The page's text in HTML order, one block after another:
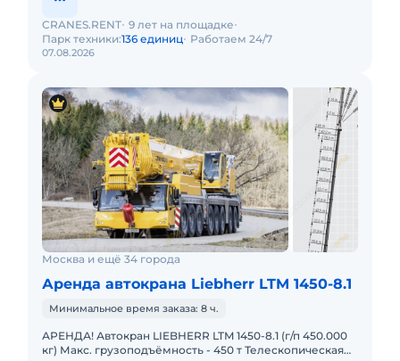
07.08.2026
CRANES.RENT 9 лет на площадке
Парк техники:136 единиц Работаем 24/7
Москва и ещё 34 города
Аренда автокрана Liebherr LTM 1450-8.1
Минимальное время заказа: 8 ч.
АРЕНДА! Автокран LIEBHERR LTM 1450-8.1 (г/п 450.000
кг) Макс. грузоподъёмность - 450 т Телескопическая